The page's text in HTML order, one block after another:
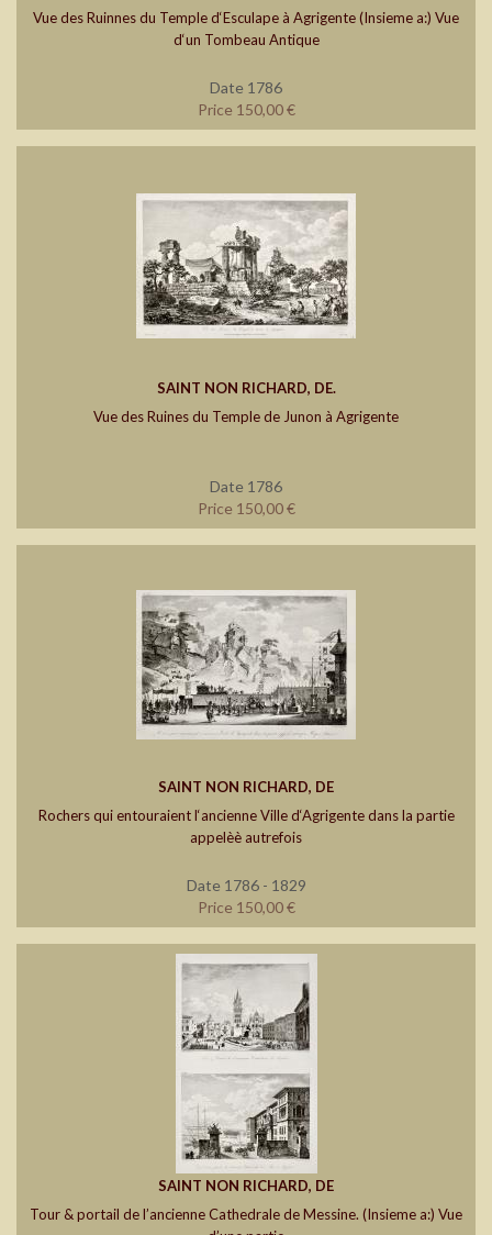
Vue des Ruinnes du Temple d‘Esculape à Agrigente (Insieme a:) Vue
d‘un Tombeau Antique
Date 1786
Price 150,00 €
SAINT NON RICHARD, DE.
Vue des Ruines du Temple de Junon à Agrigente
Date 1786
Price 150,00 €
SAINT NON RICHARD, DE
Rochers qui entouraient l‘ancienne Ville d‘Agrigente dans la partie
appelèè autrefois
Date 1786 - 1829
Price 150,00 €
SAINT NON RICHARD, DE
Tour & portail de l’ancienne Cathedrale de Messine. (Insieme a:) Vue